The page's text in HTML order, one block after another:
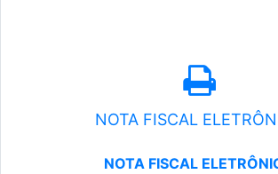
NOTA FISCAL
NOTA FISCAL